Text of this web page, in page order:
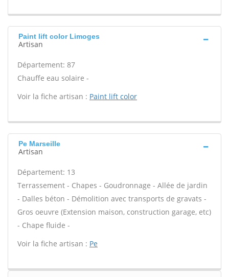
Paint lift color Limoges
Artisan
Département: 87
Chauffe eau solaire -
Voir la fiche artisan : Paint lift color
Pe Marseille
Artisan
Département: 13
Terrassement - Chapes - Goudronnage - Allée de jardin
- Dalles béton - Démolition avec transports de gravats -
Gros oeuvre (Extension maison, construction garage, etc)
- Chape fluide -
Voir la fiche artisan : Pe